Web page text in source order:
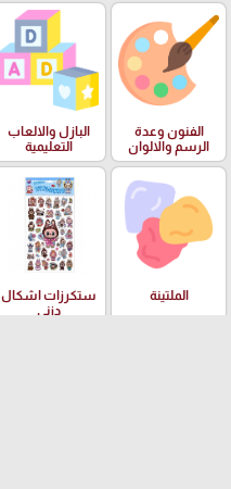
الفنون وعدة
الرسم والالوان
البازل والالعاب
التعليمية
الملتينة
ستكرزات اشكال
دزني